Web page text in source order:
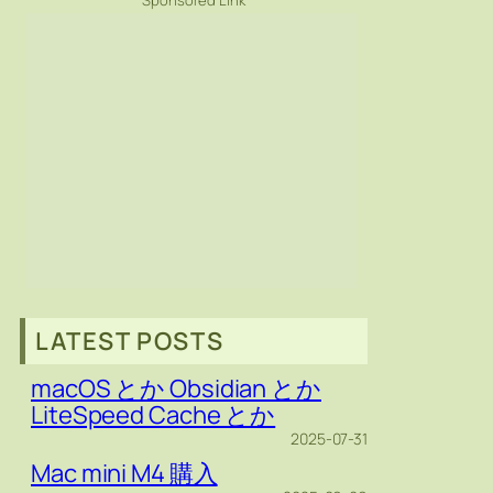
LATEST POSTS
macOS とか Obsidian とか
LiteSpeed Cache とか
2025-07-31
Mac mini M4 購入